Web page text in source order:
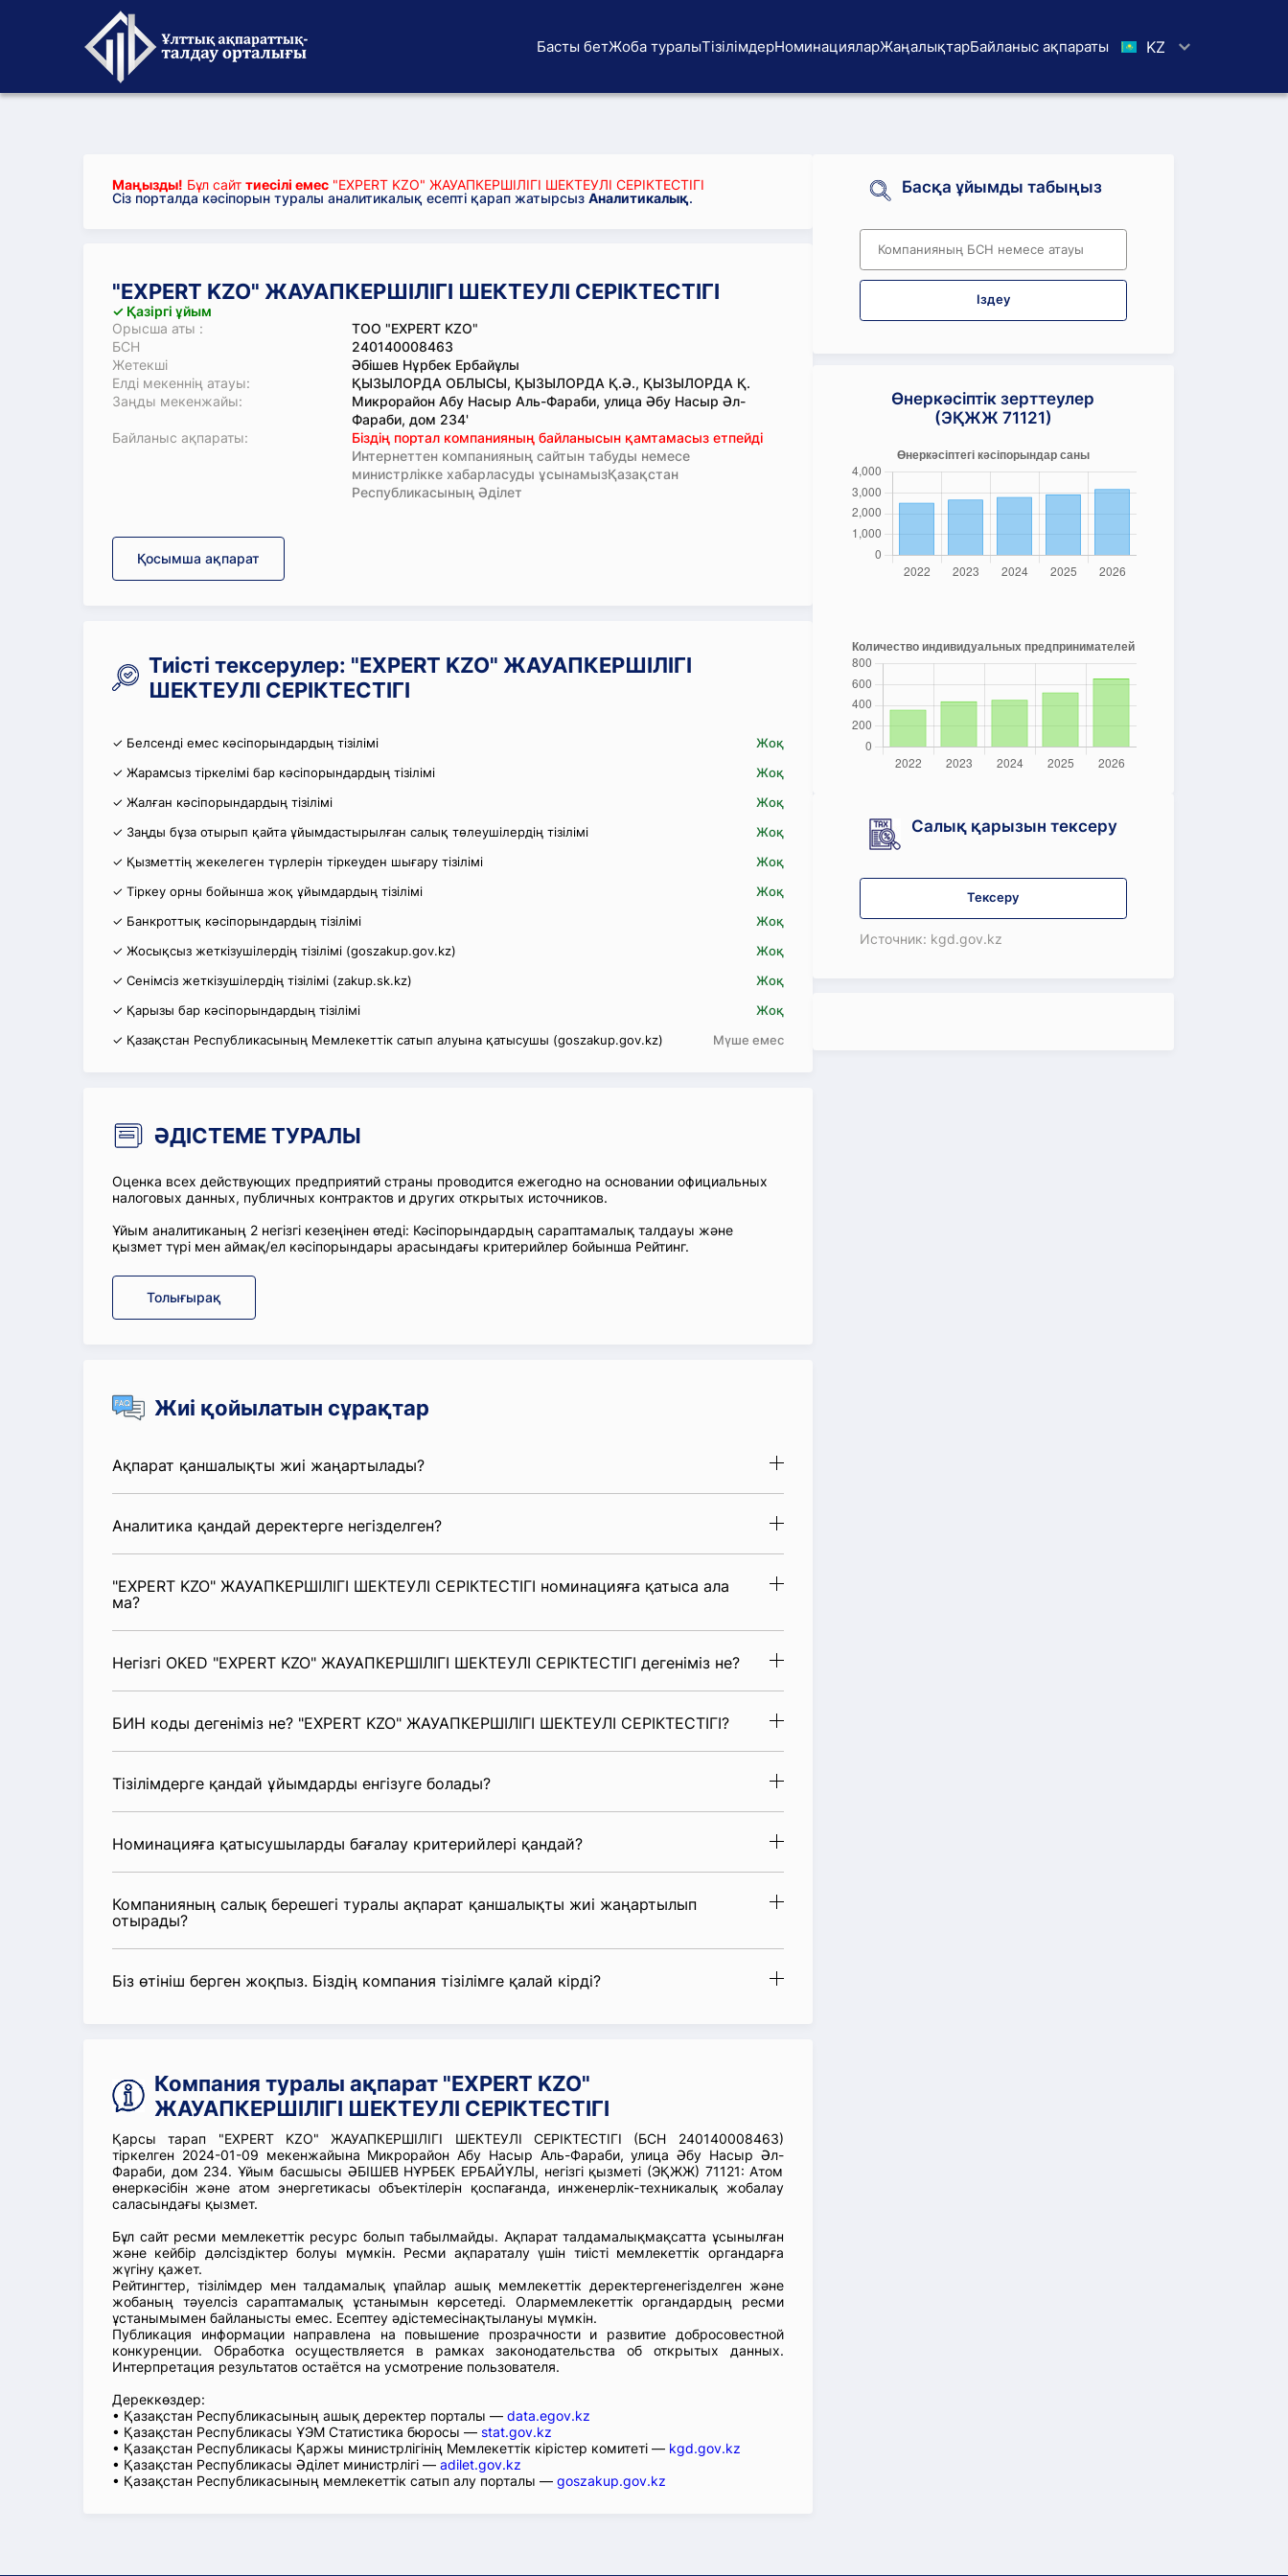
Басты бетЖоба туралыТізілімдерНоминацияларЖаңалықтарБайланыс ақпараты KZ
Маңызды! Бұл сайт тиесілі емес "EXPERT KZO" ЖАУАПКЕРШІЛІГІ ШЕКТЕУЛІ СЕРІКТЕСТІГІ
Сіз порталда кәсіпорын туралы аналитикалық есепті қарап жатырсыз Аналитикалық.
"EXPERT KZO" ЖАУАПКЕРШІЛІГІ ШЕКТЕУЛІ СЕРІКТЕСТІГІ
✓ Қазіргі ұйым
Орысша аты :
ТОО "EXPERT KZO"
БСН
240140008463
Жетекші
Әбішев Нұрбек Ербайұлы
Елді мекеннің атауы:
ҚЫЗЫЛОРДА ОБЛЫСЫ, ҚЫЗЫЛОРДА Қ.Ә., ҚЫЗЫЛОРДА Қ.
Заңды мекенжайы:
Микрорайон Абу Насыр Аль-Фараби, улица Әбу Насыр Әл-
Фараби, дом 234'
Байланыс ақпараты:
Біздің портал компанияның байланысын қамтамасыз етпейді
Интернеттен компанияның сайтын табуды немесе
министрлікке хабарласуды ұсынамызҚазақстан
Республикасының Әділет
Қосымша ақпарат
Тиісті тексерулер: "EXPERT KZO" ЖАУАПКЕРШІЛІГІ
ШЕКТЕУЛІ СЕРІКТЕСТІГІ
✓ Белсенді емес кәсіпорындардың тізілімі
Жоқ
✓ Жарамсыз тіркелімі бар кәсіпорындардың тізілімі
Жоқ
✓ Жалған кәсіпорындардың тізілімі
Жоқ
✓ Заңды бұза отырып қайта ұйымдастырылған салық төлеушілердің тізілімі
Жоқ
✓ Қызметтің жекелеген түрлерін тіркеуден шығару тізілімі
Жоқ
✓ Тіркеу орны бойынша жоқ ұйымдардың тізілімі
Жоқ
✓ Банкроттық кәсіпорындардың тізілімі
Жоқ
✓ Жосықсыз жеткізушілердің тізілімі (goszakup.gov.kz)
Жоқ
✓ Сенімсіз жеткізушілердің тізілімі (zakup.sk.kz)
Жоқ
✓ Қарызы бар кәсіпорындардың тізілімі
Жоқ
✓ Қазақстан Республикасының Мемлекеттік сатып алуына қатысушы (goszakup.gov.kz)
Мүше емес
ӘДІСТЕМЕ ТУРАЛЫ
Оценка всех действующих предприятий страны проводится ежегодно на основании официальных
налоговых данных, публичных контрактов и других открытых источников.
Ұйым аналитиканың 2 негізгі кезеңінен өтеді: Кәсіпорындардың сараптамалық талдауы және
қызмет түрі мен аймақ/ел кәсіпорындары арасындағы критерийлер бойынша Рейтинг.
Толығырақ
Жиі қойылатын сұрақтар
Ақпарат қаншалықты жиі жаңартылады?
Аналитика қандай деректерге негізделген?
"EXPERT KZO" ЖАУАПКЕРШІЛІГІ ШЕКТЕУЛІ СЕРІКТЕСТІГІ номинацияға қатыса ала
ма?
Негізгі OKED "EXPERT KZO" ЖАУАПКЕРШІЛІГІ ШЕКТЕУЛІ СЕРІКТЕСТІГІ дегеніміз не?
БИН коды дегеніміз не? "EXPERT KZO" ЖАУАПКЕРШІЛІГІ ШЕКТЕУЛІ СЕРІКТЕСТІГІ?
Тізілімдерге қандай ұйымдарды енгізуге болады?
Номинацияға қатысушыларды бағалау критерийлері қандай?
Компанияның салық берешегі туралы ақпарат қаншалықты жиі жаңартылып
отырады?
Біз өтініш берген жоқпыз. Біздің компания тізілімге қалай кірді?
Компания туралы ақпарат "EXPERT KZO"
ЖАУАПКЕРШІЛІГІ ШЕКТЕУЛІ СЕРІКТЕСТІГІ
Қарсы тарап "EXPERT KZO" ЖАУАПКЕРШІЛІГІ ШЕКТЕУЛІ СЕРІКТЕСТІГІ (БСН 240140008463)
тіркелген 2024-01-09 мекенжайына Микрорайон Абу Насыр Аль-Фараби, улица Әбу Насыр Әл-
Фараби, дом 234. Ұйым басшысы ӘБІШЕВ НҰРБЕК ЕРБАЙҰЛЫ, негізгі қызметі (ЭҚЖЖ) 71121: Атом
өнеркәсібін және атом энергетикасы объектілерін қоспағанда, инженерлік-техникалық жобалау
саласындағы қызмет.
Бұл сайт ресми мемлекеттік ресурс болып табылмайды. Ақпарат талдамалықмақсатта ұсынылған
және кейбір дәлсіздіктер болуы мүмкін. Ресми ақпараталу үшін тиісті мемлекеттік органдарға
жүгіну қажет.
Рейтингтер, тізілімдер мен талдамалық ұпайлар ашық мемлекеттік деректергенегізделген және
жобаның тәуелсіз сараптамалық ұстанымын көрсетеді. Олармемлекеттік органдардың ресми
ұстанымымен байланысты емес. Есептеу әдістемесінақтылануы мүмкін.
Публикация информации направлена на повышение прозрачности и развитие добросовестной
конкуренции. Обработка осуществляется в рамках законодательства об открытых данных.
Интерпретация результатов остаётся на усмотрение пользователя.
Дереккөздер:
• Қазақстан Республикасының ашық деректер порталы — data.egov.kz
• Қазақстан Республикасы ҰЭМ Статистика бюросы — stat.gov.kz
• Қазақстан Республикасы Қаржы министрлігінің Мемлекеттік кірістер комитеті — kgd.gov.kz
• Қазақстан Республикасы Әділет министрлігі — adilet.gov.kz
• Қазақстан Республикасының мемлекеттік сатып алу порталы — goszakup.gov.kz
Басқа ұйымды табыңыз
Іздеу
Өнеркәсіптік зерттеулер
(ЭҚЖЖ 71121)
Салық қарызын тексеру
Тексеру
Источник: kgd.gov.kz